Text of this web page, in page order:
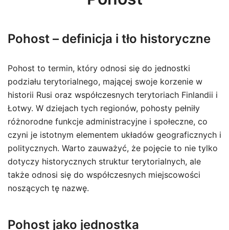
Pohost – definicja i tło historyczne
Pohost to termin, który odnosi się do jednostki
podziału terytorialnego, mającej swoje korzenie w
historii Rusi oraz współczesnych terytoriach Finlandii i
Łotwy. W dziejach tych regionów, pohosty pełniły
różnorodne funkcje administracyjne i społeczne, co
czyni je istotnym elementem układów geograficznych i
politycznych. Warto zauważyć, że pojęcie to nie tylko
dotyczy historycznych struktur terytorialnych, ale
także odnosi się do współczesnych miejscowości
noszących tę nazwę.
Pohost jako jednostka